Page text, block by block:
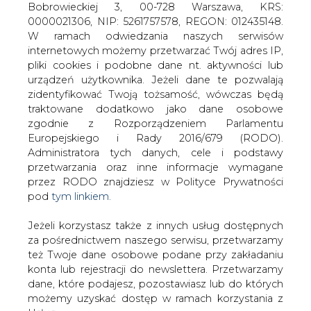
Jeżeli korzystasz także z innych usług dostępnych
za pośrednictwem naszego serwisu, przetwarzamy
też Twoje dane osobowe podane przy zakładaniu
konta lub rejestracji do newslettera. Przetwarzamy
dane, które podajesz, pozostawiasz lub do których
możemy uzyskać dostęp w ramach korzystania z
Usług.
Informacje dotyczące Administratora Twoich
danych osobowych a także cele i podstawy
przetwarzania oraz inne niezbędne informacje
wymagane przez RODO znajdziesz w Polityce
Prywatności pod wskazanym linkiem (
tym linkiem
Dane zbierane na potrzeby różnych usług mogą
być przetwarzane w różnych celach, na różnych
podstawach.
Pamiętaj, że w związku z przetwarzaniem danych
osobowych przysługuje Ci szereg gwarancji i praw,
a przede wszystkim prawo do odwołania zgody
oraz prawo sprzeciwu wobec przetwarzania Twoich
Energa Oświetlenie ma usługę
poprawiającą bezpieczeństwo na
przejściach dla pieszych
nową adresowaną do miast i gmin
usługę "Smart przejście". Rozwiązanie,
które uruchomiono na jednym z
najbardziej niebezpiecznych przejść dla
pieszych w Gdańsku, ma pomagać w
poprawie bezpieczeństwa.